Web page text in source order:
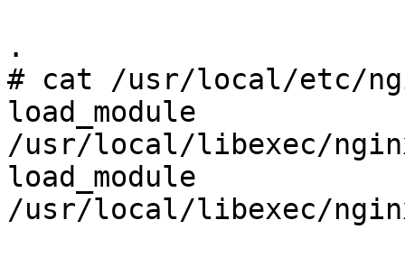
.
# cat /usr/local/etc/
load_module
/usr/local/libexec/
load_module
/usr/local/libexec/